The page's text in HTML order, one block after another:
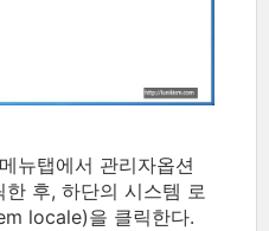
뉴탭에서 관리자옵션
후, 하단의 시스템 로
locale)을 클릭한다.